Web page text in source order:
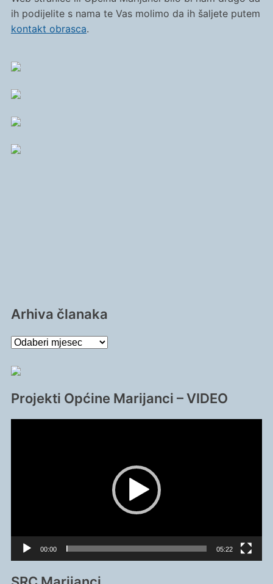
ih podijelite s nama te Vas molimo da ih šaljete putem
kontakt obrasca.
Arhiva članaka
Arhiva
Projekti Općine Marijanci – VIDEO
00:00 05:22